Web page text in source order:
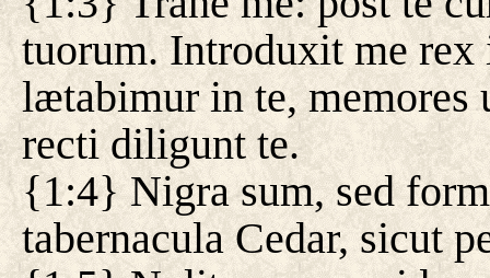
tuorum. Introduxit me rex
lætabimur in te, memores
recti diligunt te.
{1:4} Nigra sum, sed
tabernacula Cedar, sicut